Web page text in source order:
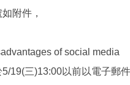
附件，
of social media
19(三)13:00以前以電子郵